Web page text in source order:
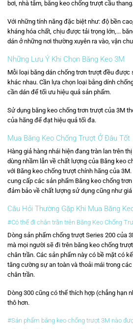
bơi, nhà tắm, băng keo chống trượt cầu
Với những tính năng đặc biệt như: độ bền
kháng hóa chất, chịu được tải trọng lớn,...
dán ở những nơi thường xuyên ra vào, vận
Những Lưu Ý Khi Chọn Băng Keo 3M
Mỗi loại băng dán chống trơn trượt đều
khác nhau. Cần lựa chọn loại bằng dính
cần dán để tối ưu hiệu quả sản phẩm.
Sử dụng băng keo chống trơn trượt của 3M
của hãng để đạt hiệu quả tối đa.
Mua Băng Keo Chống Trượt Ở Đâu Tốt
Hàng giả hàng nhái hiện đang tràn lan trên
dùng nhầm lẫn về chất lượng của Băng keo
với Băng keo chống trượt chính hãng của
cung cấp các sản phẩm Băng keo chống
đảm bảo về chất lượng sử dụng cũng như
Câu Hỏi Thường Gặp Khi Mua Băng
#Có thể đi chân trần trên Băng Keo Chống
Dòng sản phẩm chống trượt Series 200 của
mà mọi người sẽ đi trên băng keo chống
chân trần. Các sản phẩm này có bề mặt có
tăng cường sự an toàn và thoải mái trong
chân trần.
Dòng 300 cũng có thể thích hợp (chẳng hạn
thô hơn.
#Sản phẩm băng keo chống trượt 3M nào